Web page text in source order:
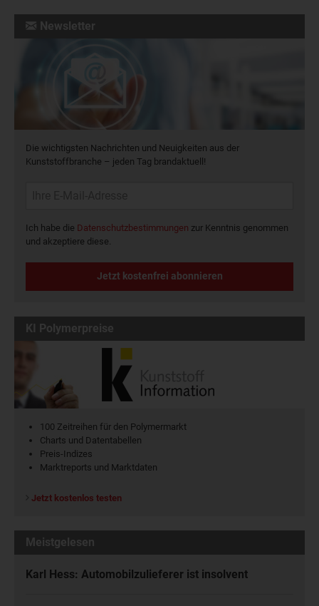
Newsletter
Die wichtigsten Nachrichten und Neuigkeiten aus der
Kunststoffbranche – jeden Tag brandaktuell!
Ich habe die Datenschutzbestimmungen zur Kenntnis genommen
und akzeptiere diese.
Jetzt kostenfrei abonnieren
KI Polymerpreise
100 Zeitreihen für den Polymermarkt
Charts und Datentabellen
Preis-Indizes
Marktreports und Marktdaten
Jetzt kostenlos testen
Meistgelesen
Karl Hess: Automobilzulieferer ist insolvent